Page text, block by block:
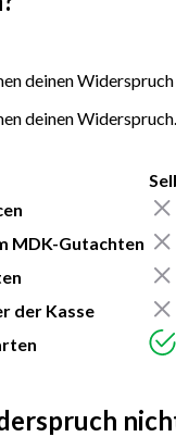
deinen
deinen Widerspruch.
MDK-Gutachten
der Kasse